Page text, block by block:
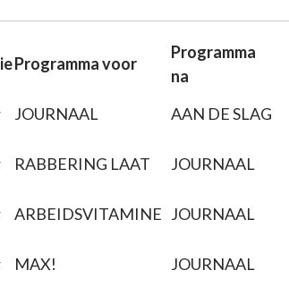
Programma voor
Programma
na
JOURNAAL
AAN DE SLAG
RABBERING LAAT
JOURNAAL
ARBEIDSVITAMINE JOURNAAL
MAX! JOURNAAL